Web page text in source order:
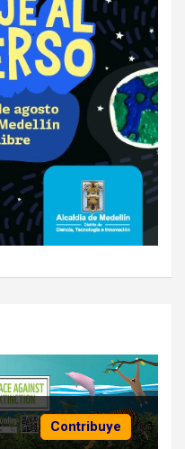
Contribuye